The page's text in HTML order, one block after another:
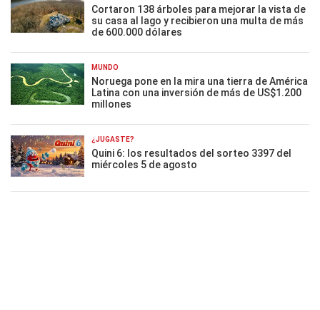
Cortaron 138 árboles para mejorar la vista de
su casa al lago y recibieron una multa de más
de 600.000 dólares
MUNDO
Noruega pone en la mira una tierra de América
Latina con una inversión de más de US$1.200
millones
¿JUGASTE?
Quini 6: los resultados del sorteo 3397 del
miércoles 5 de agosto